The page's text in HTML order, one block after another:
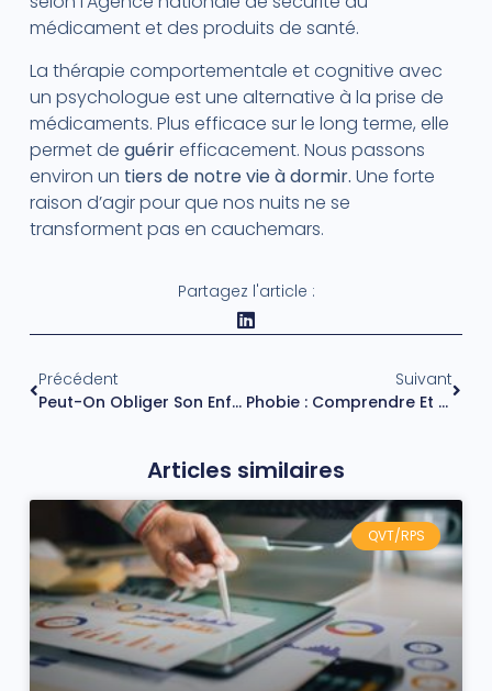
médicament et des produits de santé.
La thérapie comportementale et cognitive avec
un psychologue est une alternative à la prise de
médicaments. Plus efficace sur le long terme, elle
permet de guérirefficacement. Nous passons
environ un tiers de notre vie à dormir. Une forte
raison d’agir pour que nos nuits ne se
transforment pas en cauchemars.
Partagez l'article :
Précédent
Peut-On Obliger Son Enfant À Voir Un Psychologue ?
Suivant
Phobie : Comprendre Et Vaincre Ma Peur
Articles similaires
QVT/RPS